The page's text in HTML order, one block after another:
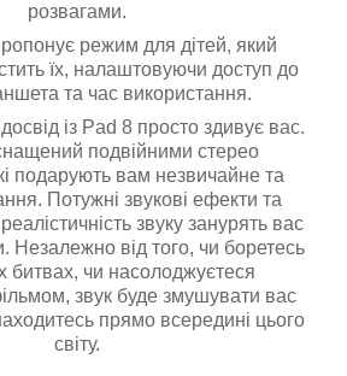
розвагами.
режим для дітей, який
їх, налаштовуючи доступ до
та час використання.
із Pad 8 просто здивує вас.
подвійними стерео
подарують вам незвичайне та
Потужні звукові ефекти та
звуку занурять вас
Незалежно від того, чи боретесь
битвах, чи насолоджуєтеся
звук буде змушувати вас
прямо всередині цього
світу.